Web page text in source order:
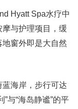
Hyatt Spa水疗中
与护理项目，缓
窗外即是大自然
海岸，步行可达
与“海岛静谧”的平